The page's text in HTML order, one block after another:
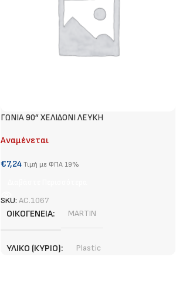
ΓΩΝΙΑ 90” XEΛΙΔΟΝΙ ΛΕΥΚΗ
Αναμένεται
€7,24 Τιμή με ΦΠΑ 19%
SKU: AC.1067
ΟΙΚΟΓΈΝΕΙΑ MARTIN
ΥΛΙΚΌ (ΚΎΡΙΟ) Plastic